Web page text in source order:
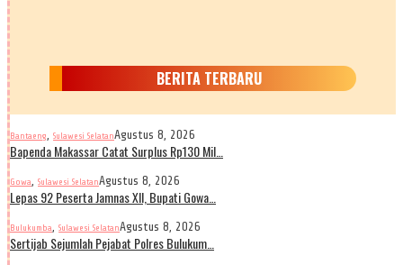
BERITA TERBARU
Bantaeng, Sulawesi SelatanAgustus 8, 2026
Bapenda Makassar Catat Surplus Rp130 Mil…
Gowa, Sulawesi SelatanAgustus 8, 2026
Lepas 92 Peserta Jamnas XII, Bupati Gowa…
Bulukumba, Sulawesi SelatanAgustus 8, 2026
Sertijab Sejumlah Pejabat Polres Bulukum…